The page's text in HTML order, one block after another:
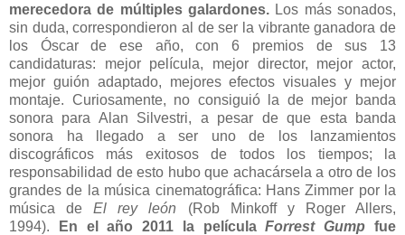
merecedora de múltiples galardones. Los más sonados,
sin duda, correspondieron al de ser la vibrante ganadora de
los Óscar de ese año, con 6 premios de sus 13
candidaturas: mejor película, mejor director, mejor actor,
mejor guión adaptado, mejores efectos visuales y mejor
montaje. Curiosamente, no consiguió la de mejor banda
sonora para Alan Silvestri, a pesar de que esta banda
sonora ha llegado a ser uno de los lanzamientos
discográficos más exitosos de todos los tiempos; la
responsabilidad de esto hubo que achacársela a otro de los
grandes de la música cinematográfica: Hans Zimmer por la
música deEl rey león (Rob Minkoff y Roger Allers,
1994).
En el año 2011 la películaForrest Gump fue